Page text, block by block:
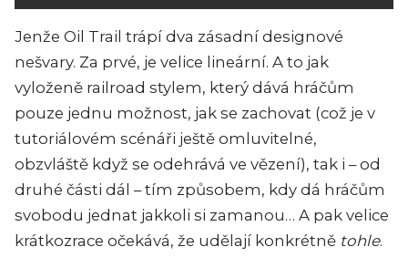
Jenže Oil Trail trápí dva zásadní designové
nešvary. Za prvé, je velice lineární. A to jak
vyloženě railroad stylem, který dává hráčům
pouze jednu možnost, jak se zachovat (což je v
tutoriálovém scénáři ještě omluvitelné,
obzvláště když se odehrává ve vězení), tak i – od
druhé části dál – tím způsobem, kdy dá hráčům
svobodu jednat jakkoli si zamanou… A pak velice
krátkozrace očekává, že udělají konkrétně tohle.